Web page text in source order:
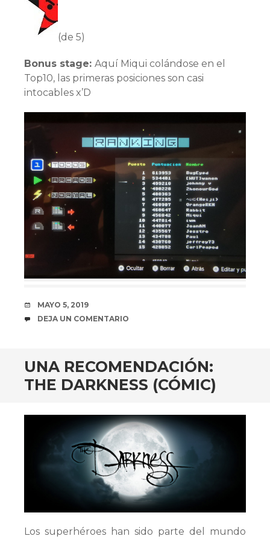
(de 5)
Bonus stage: Aquí Miqui colándose en el
Top10, las primeras posiciones son casi
intocables x’D
FECHA
MAYO 5, 2019
COMENTARIOS
DEJA UN COMENTARIO
UNA RECOMENDACIÓN:
THE DARKNESS (CÓMIC)
Los superhéroes han sido parte del mundo